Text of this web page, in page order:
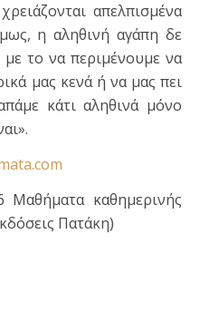
απελπισμένα
η αληθινή αγάπη δε
με το να περιμένουμε να
μας κενά ή να μας πει
κάτι αληθινά μόνο
καθημερινής
Πατάκη)